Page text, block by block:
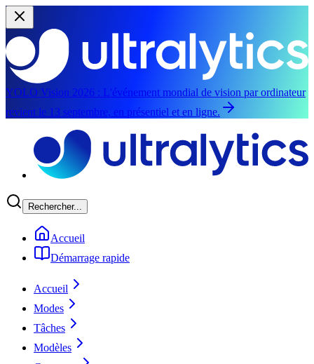
YOLO Vision 2026 : L'événement mondial de vision par ordinateur
revient le 13 septembre, en présentiel et en ligne.
Rechercher...
Accueil
Démarrage rapide
Accueil
Modes
Tâches
Modèles